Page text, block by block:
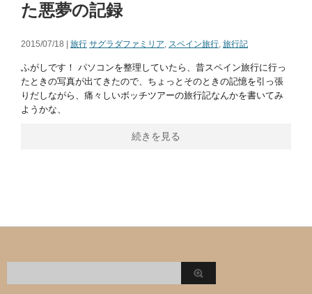
た悪夢の記録
2015/07/18 | 旅行 サグラダファミリア, スペイン旅行, 旅行記
ふがしです！ パソコンを整理していたら、昔スペイン旅行に行っ
たときの写真が出てきたので、ちょっとそのときの記憶を引っ張
りだしながら、痛々しいボッチツアーの旅行記なんかを書いてみ
ようかな、
続きを見る